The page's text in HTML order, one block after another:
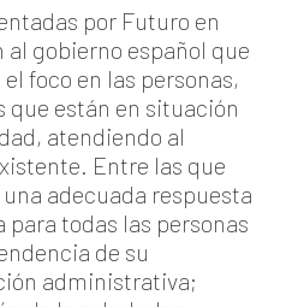
por Futuro en
gobierno español que
foco en las personas,
que están en situación
atendiendo al
Entre las que
adecuada respuesta
todas las personas
de su
administrativa;